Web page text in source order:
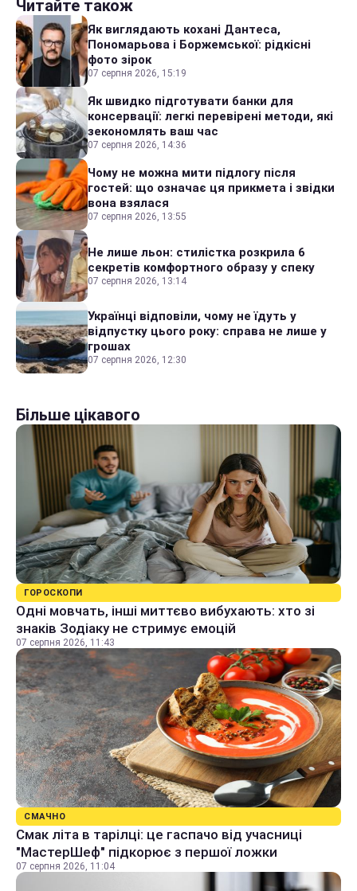
Читайте також
Як виглядають кохані Дантеса,
Пономарьова і Боржемської: рідкісні
фото зірок
07 серпня 2026, 15:19
Як швидко підготувати банки для
консервації: легкі перевірені методи, які
зекономлять ваш час
07 серпня 2026, 14:36
Чому не можна мити підлогу після
гостей: що означає ця прикмета і звідки
вона взялася
07 серпня 2026, 13:55
Не лише льон: стилістка розкрила 6
секретів комфортного образу у спеку
07 серпня 2026, 13:14
Українці відповіли, чому не їдуть у
відпустку цього року: справа не лише у
грошах
07 серпня 2026, 12:30
Більше цікавого
ГОРОСКОПИ
Одні мовчать, інші миттєво вибухають: хто зі
знаків Зодіаку не стримує емоцій
07 серпня 2026, 11:43
СМАЧНО
Смак літа в тарілці: це гаспачо від учасниці
"МастерШеф" підкорює з першої ложки
07 серпня 2026, 11:04